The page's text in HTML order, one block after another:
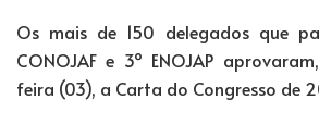
Os mais de 150 delegados que
CONOJAF e 3º ENOJAP
feira (03), a Carta do Congresso de